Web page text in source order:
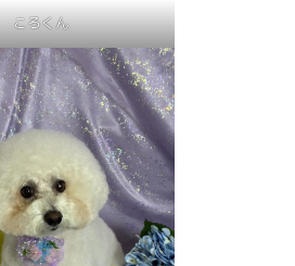
ころくん